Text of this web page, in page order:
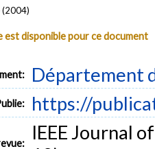
(2004)
est disponible pour ce document
Département
https://
IEEE Journal